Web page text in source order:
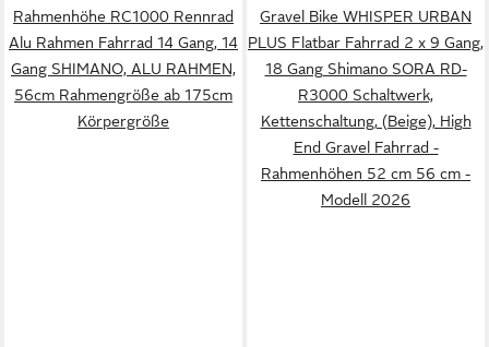
Rahmenhöhe RC1000 Rennrad
Alu Rahmen Fahrrad 14 Gang, 14
Gang SHIMANO, ALU RAHMEN,
56cm Rahmengröße ab 175cm
Körpergröße
Gravel Bike WHISPER URBAN
PLUS Flatbar Fahrrad 2 x 9 Gang,
18 Gang Shimano SORA RD-
R3000 Schaltwerk,
Kettenschaltung, (Beige), High
End Gravel Fahrrad -
Rahmenhöhen 52 cm 56 cm -
Modell 2026